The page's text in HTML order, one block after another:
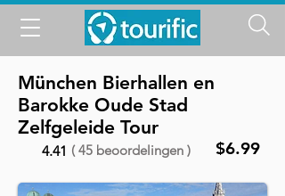
München Bierhallen en
Barokke Oude Stad
Zelfgeleide Tour
4.41 ( 45 beoordelingen ) $6.99